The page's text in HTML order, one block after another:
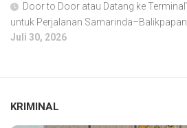
Door to Door atau Datang ke
untuk Perjalanan Samarinda–Balikpapan
Juli 30, 2026
KRIMINAL